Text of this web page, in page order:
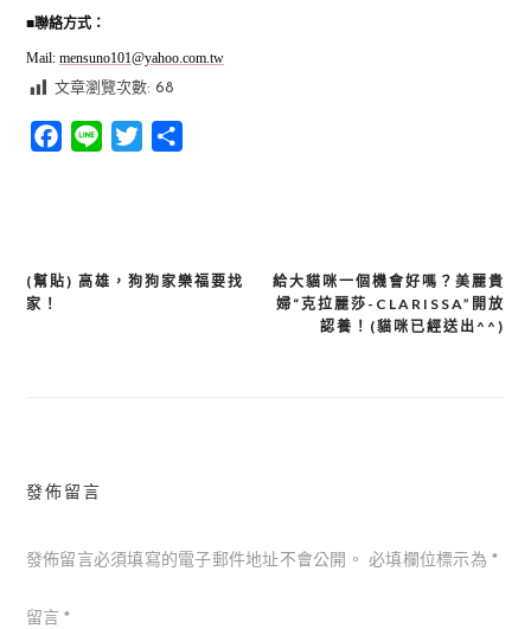
■聯絡方式：
Mail: mensuno101@yahoo.com.tw
文章瀏覽次數: 68
Facebook
Line Twitter
文
給大貓咪一個機會好嗎？美麗貴
婦“克拉麗莎-CLARISSA”開放
認養！(貓咪已經送出^^)
(幫貼) 高雄，狗狗家樂福要找
家！
發佈留言
發佈留言必須填寫的電子郵件地址不會公開。 必填欄位標示為*
留言 *